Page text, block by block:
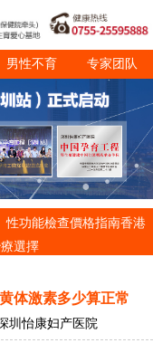
男性不育 专家团队
性功能檢查價格指南香港
選擇
体激素多少算正常
圳怡康妇产医院